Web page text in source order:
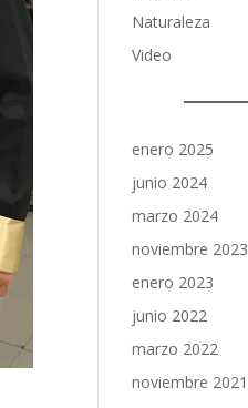
Naturaleza
Video
enero 2025
junio 2024
marzo 2024
noviembre 2023
enero 2023
junio 2022
marzo 2022
noviembre 2021